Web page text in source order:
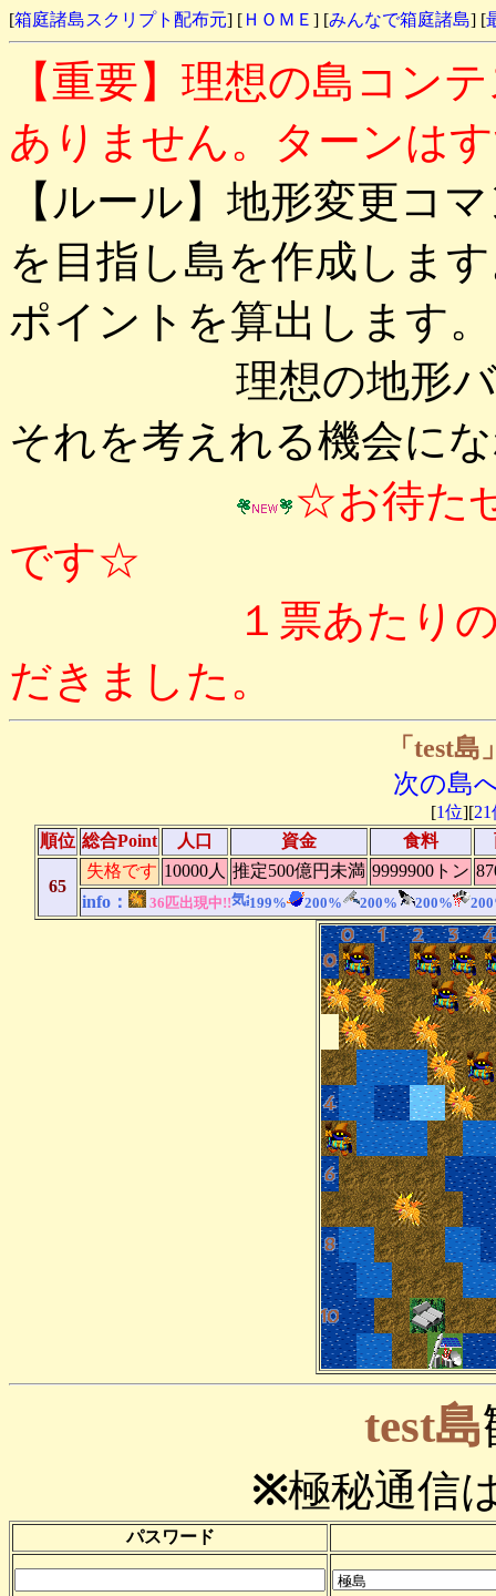
[箱庭諸島スクリプト配布元] [ ＨＯＭＥ ] [みんなで箱庭諸島] [
【重要】理想の島コン
ありません。ターンは
【ルール】地形変更コ
を目指し島を作成しま
ポイントを算出します。
理想の地形バラン
それを考えれる機会に
☆お待た
です☆
１票あたりのPoint
だきました。
「test島
次の島
[1位][
順位 総合Point 人口 資金 食料
65
失格です 10000人 推定500億円未満 9999900トン
info：
36匹出現中!! 199% 200% 200% 200%
test島
※極秘通信
パスワード